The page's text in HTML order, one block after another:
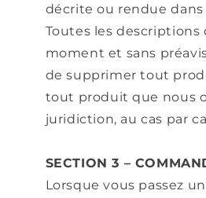
décrite ou rendue
Toutes les
moment et sans
de supprimer tout
tout produit que nous
juridiction, au cas par
SECTION 3 –
Lorsque vous passez